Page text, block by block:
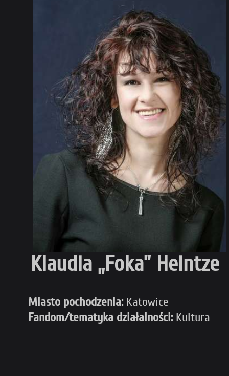
Klaudia „Foka” Heintze
Miasto pochodzenia: Katowice
Fandom/tematyka działalności: Kultura